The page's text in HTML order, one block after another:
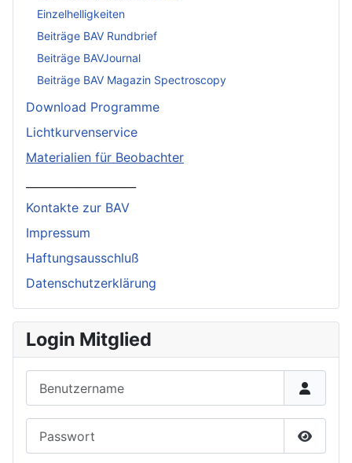
Einzelhelligkeiten
Beiträge BAV Rundbrief
Beiträge BAVJournal
Beiträge BAV Magazin Spectroscopy
Download Programme
Lichtkurvenservice
Materialien für Beobachter
Kontakte zur BAV
Impressum
Haftungsausschluß
Datenschutzerklärung
Login Mitglied